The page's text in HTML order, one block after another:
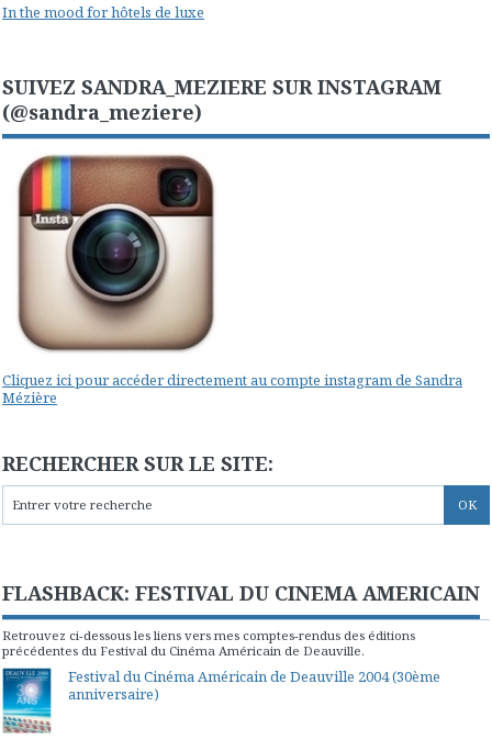
In the mood for hôtels de luxe
SUIVEZ SANDRA_MEZIERE SUR INSTAGRAM
(@sandra_meziere)
Cliquez ici pour accéder directement au compte instagram de Sandra
Mézière
RECHERCHER SUR LE SITE:
FLASHBACK: FESTIVAL DU CINEMA AMERICAIN
Retrouvez ci-dessous les liens vers mes comptes-rendus des éditions
précédentes du Festival du Cinéma Américain de Deauville.
Festival du Cinéma Américain de Deauville 2004 (30ème
anniversaire)